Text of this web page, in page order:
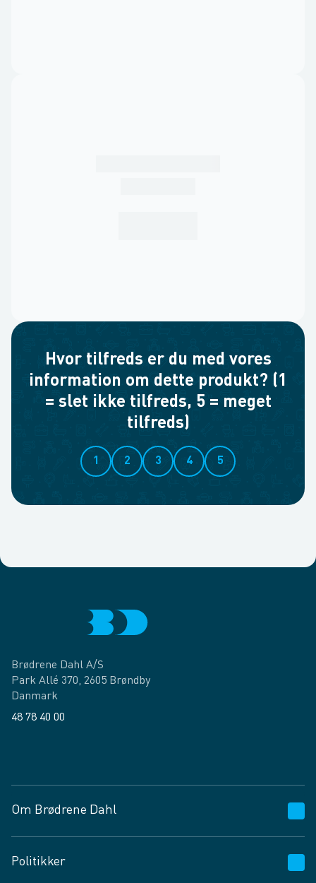
Hvor tilfreds er du med vores
information om dette produkt? (1
= slet ikke tilfreds, 5 = meget
tilfreds)
1 2 3 4 5
Brødrene Dahl A/S
Park Allé 370, 2605 Brøndby
Danmark
48 78 40 00
Om Brødrene Dahl
Vagttelefon 30 10 89 89
Politikker